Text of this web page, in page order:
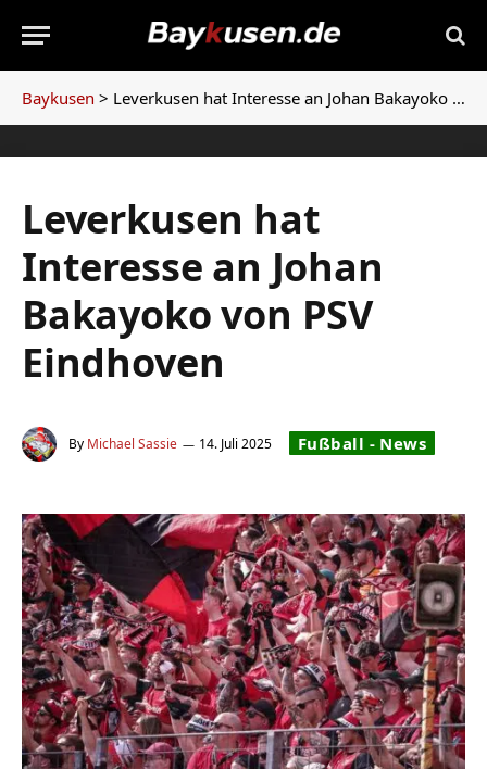
Baykusen > Leverkusen hat Interesse an Johan Bakayoko von PSV Eindhoven
Leverkusen hat
Interesse an Johan
Bakayoko von PSV
Eindhoven
By Michael Sassie 14. Juli 2025 Fußball - News